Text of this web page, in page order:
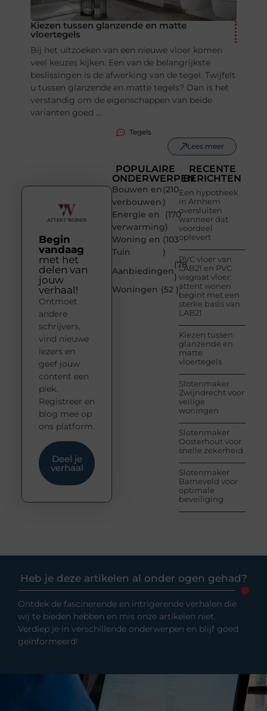
Kiezen tussen glanzende en matte
vloertegels
Bij het uitzoeken van een nieuwe vloer komen
veel keuzes kijken. Een van de belangrijkste
beslissingen is de afwerking van de tegel. Twijfelt
u tussen glanzende en matte tegels? Dan is het
verstandig om de eigenschappen van beide
varianten goed ...
Tegels
Lees meer
POPULAIRE
ONDERWERPEN
Bouwen en
verbouwen
(210
)
Energie en
verwarming
(170
)
Woning en
Tuin
(103
)
Aanbiedingen
(78
)
Woningen (52 )
RECENTE
BERICHTEN
Een hypotheek
in Arnhem
oversluiten
wanneer dat
voordeel
oplevert
PVC vloer van
LAB21 en PVC
visgraat vloer:
attent wonen
begint met een
sterke basis van
LAB21
Kiezen tussen
glanzende en
matte
vloertegels
Slotenmaker
Zwijndrecht voor
veilige
woningen
Slotenmaker
Oosterhout voor
snelle zekerheid
Slotenmaker
Barneveld voor
optimale
beveiliging
Begin
vandaag
met het
delen van
jouw
verhaal!
Ontmoet
andere
schrijvers,
vind nieuwe
lezers en
geef jouw
content een
plek.
Registreer en
blog mee op
ons platform.
Deel je
verhaal
Heb je deze artikelen al onder ogen gehad?
Ontdek de fascinerende en intrigerende verhalen die
wij te bieden hebben en mis onze artikelen niet.
Verdiep je in verschillende onderwerpen en blijf goed
geïnformeerd!